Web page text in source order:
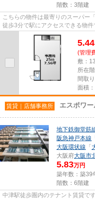
階数：3階建
こちらの物件は最寄りのスーパー
徒歩3分で駅にアクセスできる物件
(管理
敷：
所在
間取
面積
賃貸｜店舗事務所 エスポワ
地下鉄御堂筋
阪急神戸本線
大阪環状線 「
大阪府大阪市
5.83万円
築年数：築39
階数：6階建
中津駅徒歩圏内のテナント賃貸で